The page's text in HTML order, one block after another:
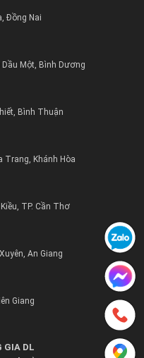
có màu sắc ấm áp với
người dùng.
gian sang trọng.
điển :
khách nhưng với bộ ghế
không gian hơn không chỉ
Đồng Nai
Một, Bình Dương
Bình Thuận
Trang, Khánh Hòa
TP. Cần Thơ
An Giang
Giang
GIA DL